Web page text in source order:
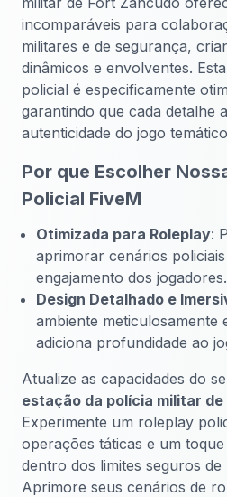
incomparáveis para
militares e de segurança,
dinâmicos e envolventes.
policial é especificamente
garantindo que cada detalhe
autenticidade do jogo
Por que Escolher
Policial FiveM
Otimizada para Roleplay:
aprimorar cenários
engajamento dos jogadores.
Design Detalhado e
ambiente meticulosamente
adiciona profundidade ao
Atualize as capacidades do
estação da polícia militar
Experimente um roleplay
operações táticas e um
dentro dos limites seguros
Aprimore seus cenários de